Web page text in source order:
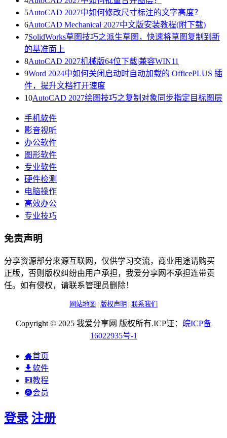
5AutoCAD 2027中如何修改尺寸标注的文字高度？
6AutoCAD Mechanical 2027中文版安装教程(附下载)
7SolidWorks草图技巧之派生草图，快速将草图复制到新
的基准面上
8AutoCAD 2027机械版64位下载|兼容WIN11
9Word 2024中如何关闭启动时自动加载的 OfficePLUS 插
件，提升文档打开速度
10AutoCAD 2027绘图技巧之复制对象同步指定目标图层
手机软件
影音视听
办公软件
图形软件
专业软件
硬件检测
电脑操作
高效办公
专业技巧
免责声明
分享资源部分来源互联网，仅供学习交流，商业用途请购买
正版，否则版权纠纷由用户承担，我爱分享网不承担连带责
任。如有侵权，请联系管理员删除！
网站地图 | 版权声明 | 联系我们
Copyright © 2025 我爱分享网 版权所有.ICP证： 皖ICP备
16022935号-1
首页
软件
教程
会员
登录 注册